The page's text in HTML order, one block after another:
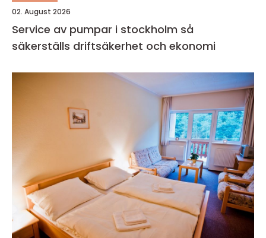
02. August 2026
Service av pumpar i stockholm så
säkerställs driftsäkerhet och ekonomi